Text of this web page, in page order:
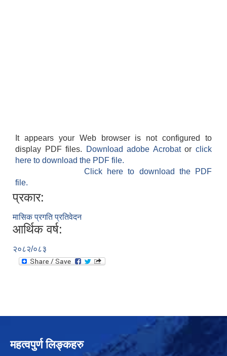
It appears your Web browser is not configured to
display PDF files.
Download adobe Acrobatorclick
here to download the PDF file.
Click here to download the PDF
file.
प्रकार:
मासिक प्रगति प्रतिवेदन
आर्थिक वर्ष:
२०८२/०८३
महत्वपुर्ण लिङ्कहरु